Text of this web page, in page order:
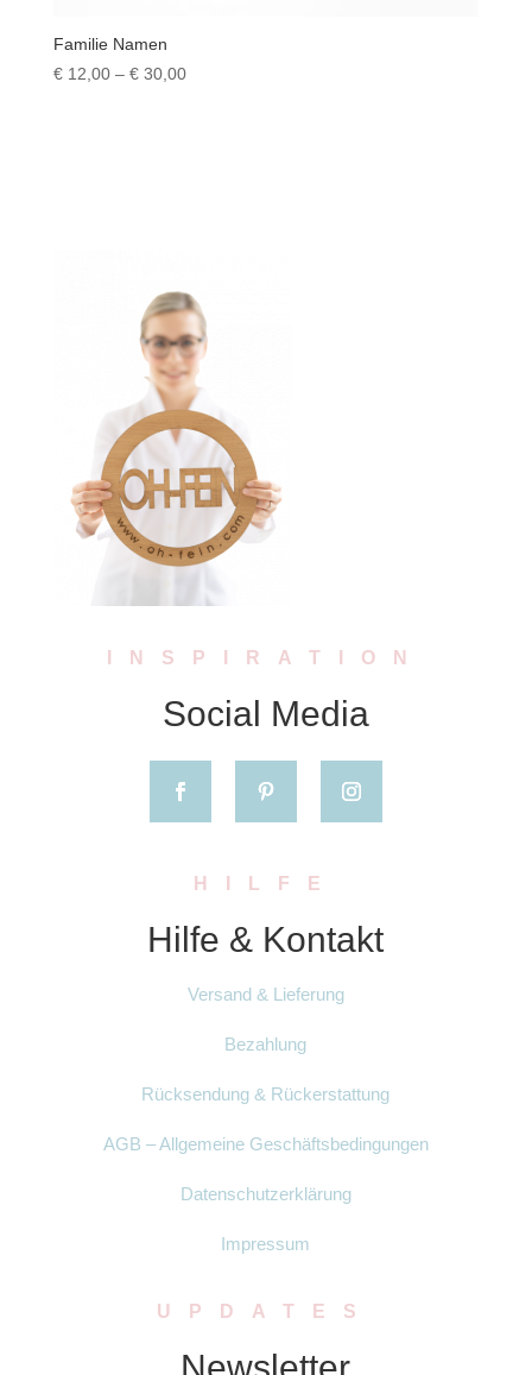
Familie Namen
€12,00 – €30,00Preisspanne:
INSPIRATION
Social Media
HILFE
Hilfe & Kontakt
Versand & Lieferung
Bezahlung
Rücksendung & Rückerstattung
AGB – Allgemeine Geschäftsbedingungen
Datenschutzerklärung
Impressum
UPDATES
Newsletter